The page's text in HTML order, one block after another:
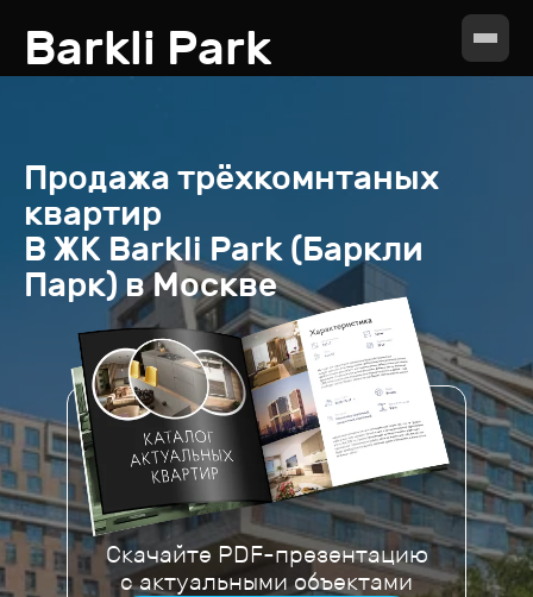
Barkli Park
Продажа трёхкомнтаных
квартир
В ЖК Barkli Park (Баркли
Парк) в Москве
Скачайте PDF-презентацию
с актуальными объектами